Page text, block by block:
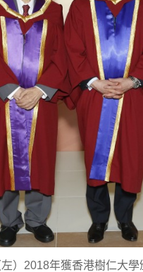
）2018年獲香港樹仁大學